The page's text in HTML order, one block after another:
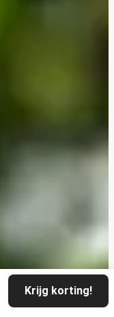
Krijg korting!